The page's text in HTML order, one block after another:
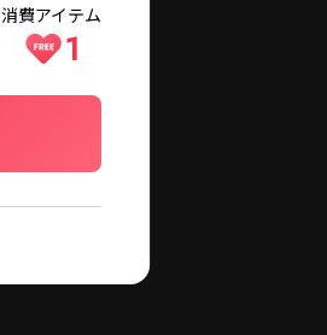
消費アイテム
1